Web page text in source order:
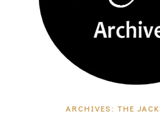
ARCHIVES: THE